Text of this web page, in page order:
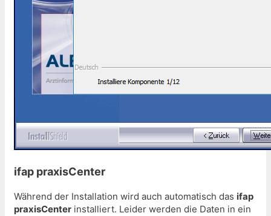
ifap praxisCenter
Während der Installation wird auch automatisch das ifap
praxisCenter installiert. Leider werden die Daten in ein